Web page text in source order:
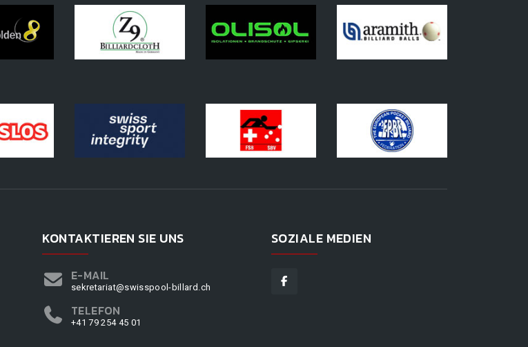
KONTAKTIEREN SIE UNS
E-MAIL
sekretariat@swisspool-billard.ch
TELEFON
+41 79 254 45 01
SOZIALE MEDIEN